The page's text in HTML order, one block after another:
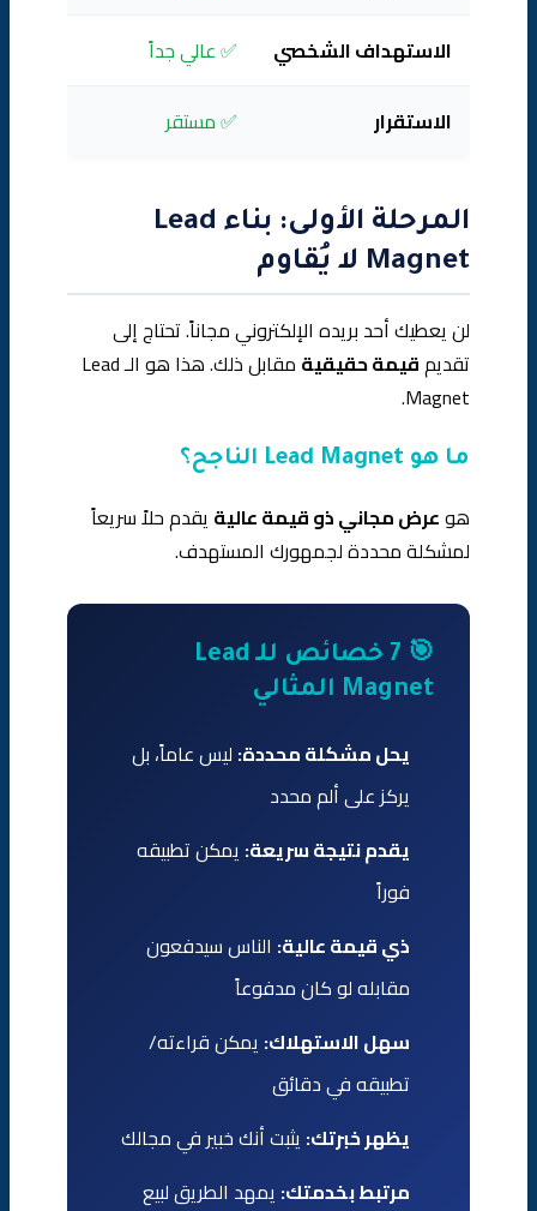
الاستهداف الشخصي
✅ عالي جداً
الاستقرار
✅ مستقر
المرحلة الأولى: بناء Lead
Magnet لا يُقاوم
لن يعطيك أحد بريده الإلكتروني مجاناً. تحتاج إلى
تقديمقيمة حقيقية
مقابل ذلك. هذا هو الـ Lead
Magnet.
ما هو Lead Magnet الناجح؟
هوعرض مجاني ذو قيمة عالية يقدم حلاً سريعاً
لمشكلة محددة لجمهورك المستهدف.
🎯 7 خصائص للـ Lead
Magnet المثالي
يحل مشكلة محددة: ليس عاماً، بل
يركز على ألم محدد
يقدم نتيجة سريعة: يمكن تطبيقه
فوراً
ذي قيمة عالية: الناس سيدفعون
مقابله لو كان مدفوعاً
سهل الاستهلاك: يمكن قراءته/
تطبيقه في دقائق
يظهر خبرتك: يثبت أنك خبير في مجالك
مرتبط بخدمتك: يمهد الطريق لبيع